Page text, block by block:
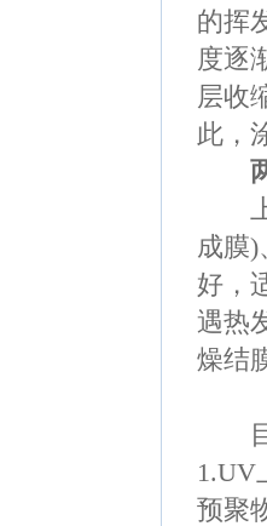
的挥
度逐
层收
此，
两
上
成膜)
好，
遇热
燥结
目
1.UV
预聚